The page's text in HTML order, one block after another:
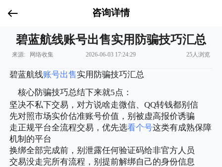
咨询详情
碧蓝航线账号出售实用防骗技巧汇总
来源: 网络收集 2026-06-03 17:24:29 25人浏览
碧蓝航线账号出售实用防骗技巧汇总
核心防骗技巧总结下来就5点：
坚决不私下交易，对方说啥走微信、QQ转钱都别信
先对照市场实价估准账号价值，别被虚高报价诱骗
走正规平台全流程交易，优先选看个号这类有成熟保障
机制的平台
换绑全部完成前，别泄露任何验证码给非官方人员
交易没走完所有流程，别提前解绑自己的身份信息